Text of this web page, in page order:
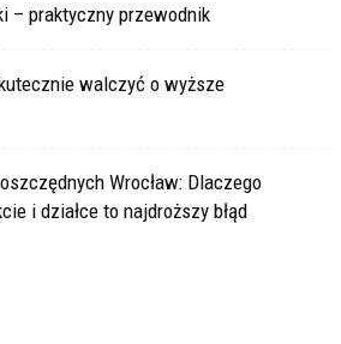
– praktyczny przewodnik
walczyć o wyższe
Wrocław: Dlaczego
i działce to najdroższy błąd